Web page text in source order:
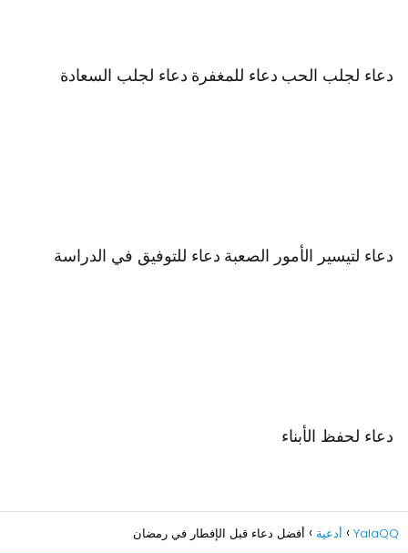
دعاء لجلب الحب دعاء للمغفرة دعاء لجلب السعادة
دعاء لتيسير الأمور الصعبة دعاء للتوفيق في الدراسة
دعاء لحفظ الأبناء
YalaQQ أدعية أفضل دعاء قبل الإفطار في رمضان